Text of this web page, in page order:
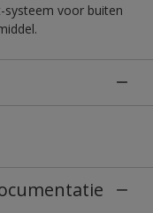
systeem voor buiten